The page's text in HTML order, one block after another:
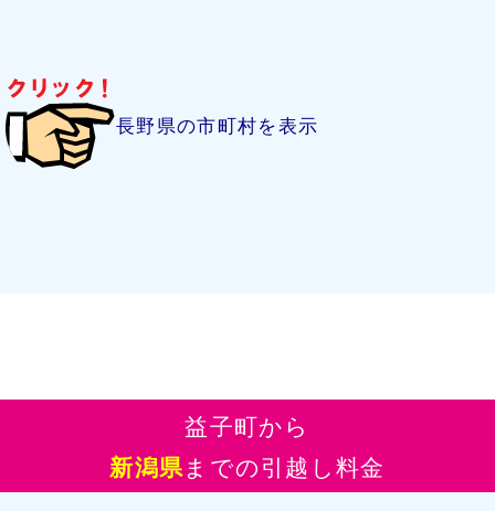
長野県の市町村を表示
益子町から
新潟県までの引越し料金